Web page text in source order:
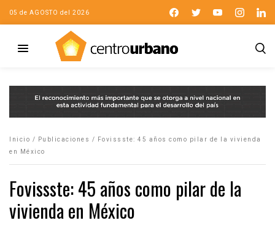
05 de AGOSTO del 2026
Inicio / Publicaciones /
Fovissste: 45 años como pilar de la vivienda
en México
Fovissste: 45 años como pilar de la
vivienda en México